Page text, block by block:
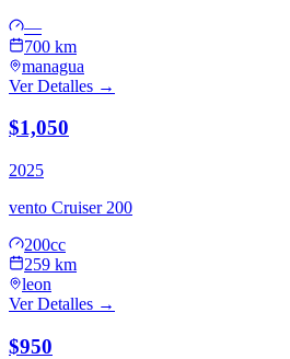
—
700 km
managua
Ver Detalles →
$1,050
2025
vento Cruiser 200
200cc
259 km
leon
Ver Detalles →
$950